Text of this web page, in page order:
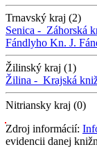
Trnavský kraj (2)
Senica - Záhorská
Fándlyho Kn. J.
Žilinský kraj (1)
Žilina - Krajská
Nitriansky kraj (0)
Zdroj informácií:
evidencii danej